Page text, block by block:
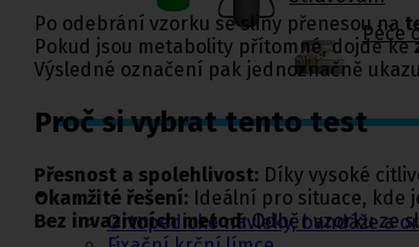
Péče
rehabilitace a
sport
Ortopedické návleky, bandáže a
Po odebrání vzorku se sliny přenesou na
Pokud jsou metabolity přítomné, dojde ke
Výsledné označení pak jednoznačně
Proč si vybrat tento test
Přesnost a spolehlivost: Díky vysoké
Okamžité řešení: Ideální pro situace, kde
Bez invazivních metod:Odběr vzorku ze